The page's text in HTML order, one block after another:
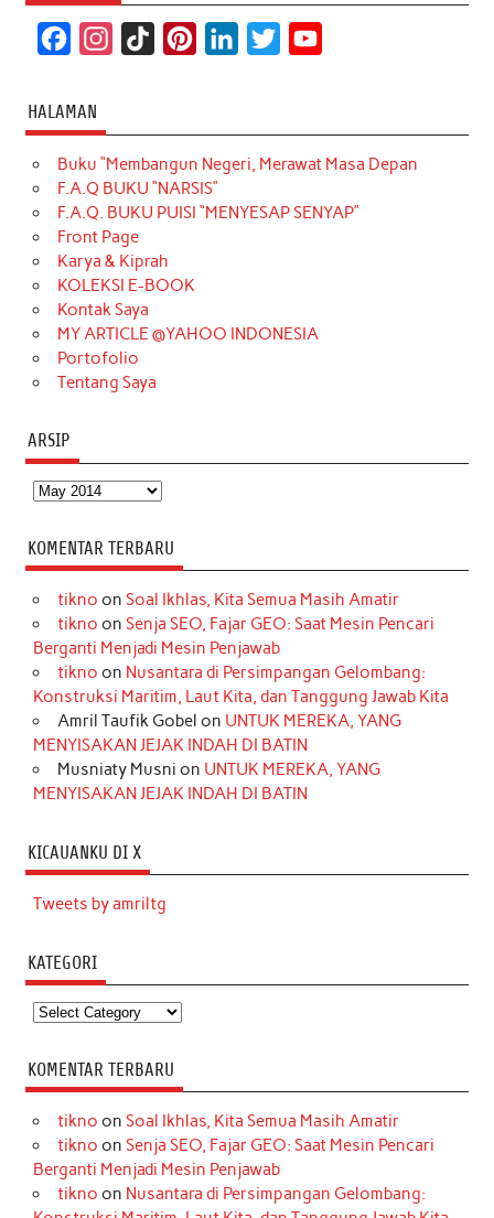
c
e
b
o
o
k
t
a
g
r
a
m
T
o
k
t
e
r
k
e
d
t
t
e
T
u
b
HALAMAN
Buku “Membangun Negeri, Merawat Masa Depan
F.A.Q BUKU “NARSIS”
F.A.Q. BUKU PUISI “MENYESAP SENYAP”
Front Page
Karya & Kiprah
KOLEKSI E-BOOK
Kontak Saya
MY ARTICLE @YAHOO INDONESIA
Portofolio
Tentang Saya
ARSIP
Arsip
KOMENTAR TERBARU
tikno on Soal Ikhlas, Kita Semua Masih Amatir
tikno on Senja SEO, Fajar GEO: Saat Mesin Pencari
Berganti Menjadi Mesin Penjawab
tikno on Nusantara di Persimpangan Gelombang:
Konstruksi Maritim, Laut Kita, dan Tanggung Jawab Kita
Amril Taufik Gobel on UNTUK MEREKA, YANG
MENYISAKAN JEJAK INDAH DI BATIN
Musniaty Musni on UNTUK MEREKA, YANG
MENYISAKAN JEJAK INDAH DI BATIN
KICAUANKU DI X
Tweets by amriltg
KATEGORI
Kategori
KOMENTAR TERBARU
tikno on Soal Ikhlas, Kita Semua Masih Amatir
tikno on Senja SEO, Fajar GEO: Saat Mesin Pencari
Berganti Menjadi Mesin Penjawab
tikno on Nusantara di Persimpangan Gelombang: